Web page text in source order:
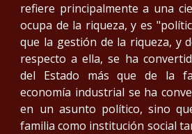
refiere principalmente a una
ocupa de la riqueza, y es
que la gestión de la riqueza, y
respecto a ella, se ha
del Estado más que de la
economía industrial se ha
en un asunto político, sino
familia como institución social